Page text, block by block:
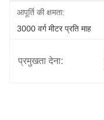
आपूर्ति की क्षमता:
3000 वर्ग मीटर प्रति माह
प्रमुखता देना: